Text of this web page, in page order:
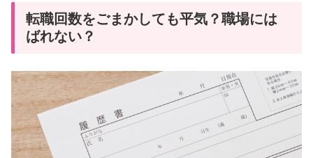
転職回数をごまかしても平気？職場には
ばれない？